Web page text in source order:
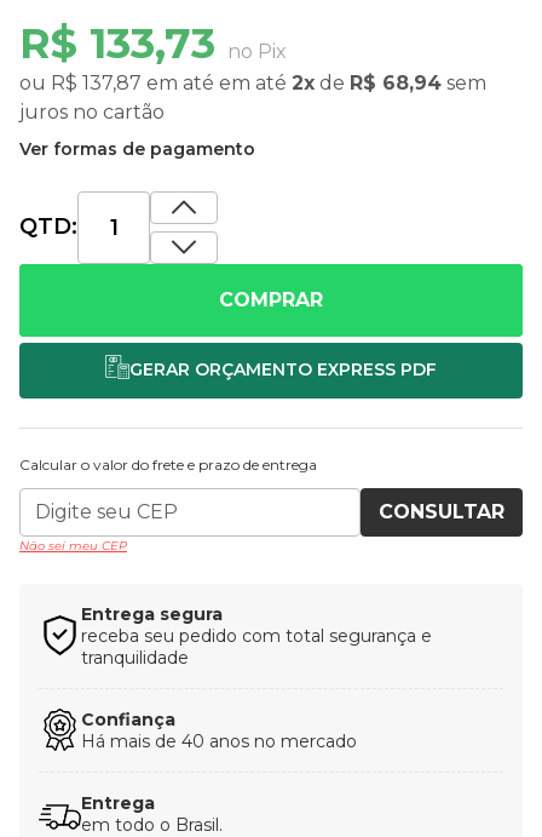
R$ 133,73
no Pix
ou R$ 137,87 em até em até 2x de R$ 68,94 sem
juros no cartão
Ver formas de pagamento
QTD:
COMPRAR
Calcular o valor do frete e prazo de entrega
CONSULTAR
Não sei meu CEP
Entrega segura
receba seu pedido com total segurança e
tranquilidade
Confiança
Há mais de 40 anos no mercado
Entrega
em todo o Brasil.